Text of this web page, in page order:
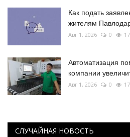
Как подать
жителям
Авг 1, 2026 0
Автоматизация
компании
Авг 1, 2026 0
СЛУЧАЙНАЯ НОВОСТЬ